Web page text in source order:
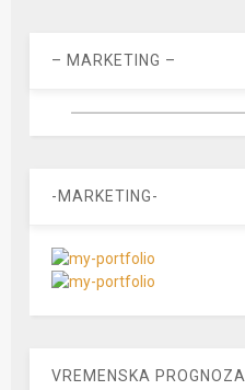
– MARKETING –
-MARKETING-
VREMENSKA PROGNOZA